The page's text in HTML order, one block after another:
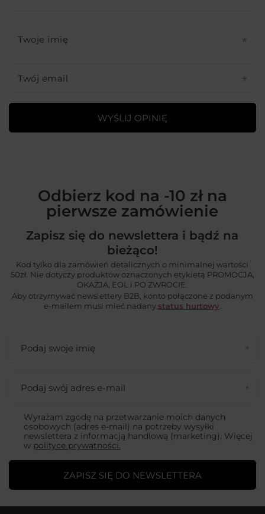
Twoje imię
Twój email
WYŚLIJ OPINIĘ
Odbierz kod na -10 zł na
pierwsze zamówienie
Zapisz się do newslettera i bądź na
bieżąco!
Kod tylko dla zamówień detalicznych o minimalnej wartości
50zł. Nie dotyczy produktów oznaczonych etykietą PROMOCJA,
OKAZJA, EOL i PO ZWROCIE.
Aby otrzymywać newslettery B2B, konto połączone z podanym
e-mailem musi mieć nadany status hurtowy
Podaj swoje imię
Podaj swój adres e-mail
Wyrażam zgodę na przetwarzanie moich danych
osobowych (adres e-mail) na potrzeby wysyłki
newslettera z informacją handlową (marketing). Więcej
w polityce prywatności.
ZAPISZ SIĘ DO NEWSLETTERA